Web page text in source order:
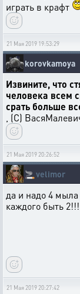
играть в крафт
21 Мая 2019 19:53:29
korovkamoya
Извините, что
человека всем
срать больше
, (С)
21 Мая 2019 20:26:52
🚬 velimor
да и надо 4 мыла
каждого быть 2!!!
21 Мая 2019 20:27:42